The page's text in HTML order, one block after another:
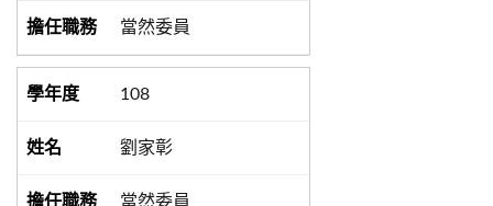
當然委員
108
劉家彰
當然委員